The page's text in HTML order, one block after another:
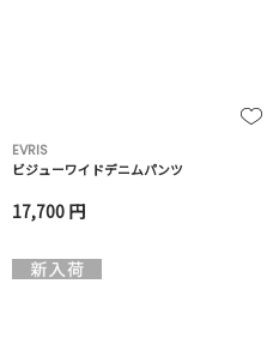
EVRIS
ビジューワイドデニムパンツ
17,700 円